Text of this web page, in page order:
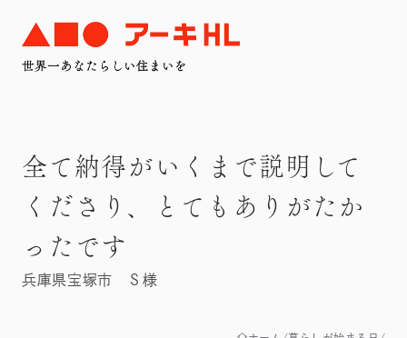
全て納得がいくまで説明して
くださり、とてもありがたか
ったです
兵庫県宝塚市 Ｓ様